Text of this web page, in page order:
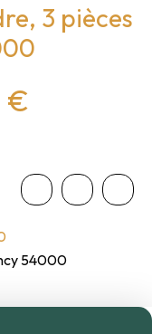
3 pièces
€
54000